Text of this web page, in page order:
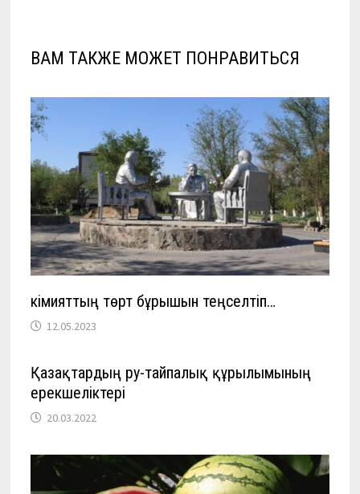
ВАМ ТАКЖЕ МОЖЕТ ПОНРАВИТЬСЯ
Әкімияттың төрт бұрышын теңселтіп…
12.05.2023
Қазақтардың ру-тайпалық құрылымының
ерекшеліктері
20.03.2022